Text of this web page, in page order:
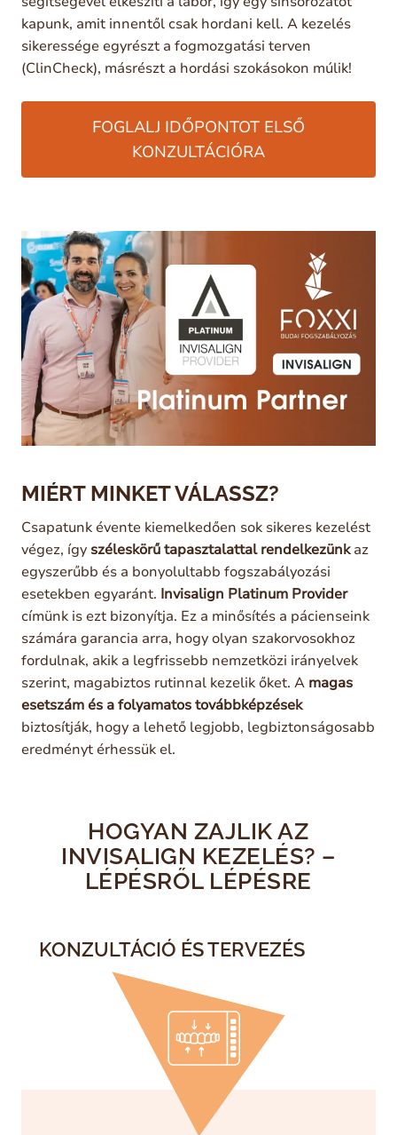
kapunk, amit innentől csak hordani kell. A kezelés
sikeressége egyrészt a fogmozgatási terven
(ClinCheck), másrészt a hordási szokásokon múlik!
FOGLALJ IDŐPONTOT ELSŐ
KONZULTÁCIÓRA
MIÉRT MINKET VÁLASSZ?
Csapatunk évente kiemelkedően sok sikeres kezelést
végez, így széleskörű tapasztalattal rendelkezünkaz
egyszerűbb és a bonyolultabb fogszabályozási
esetekben egyaránt. Invisalign Platinum Provider
címünk is ezt bizonyítja. Ez a minősítés a pácienseink
számára garancia arra, hogy olyan szakorvosokhoz
fordulnak, akik a legfrissebb nemzetközi irányelvek
szerint, magabiztos rutinnal kezelik őket. A magas
esetszám és a folyamatos továbbképzések
biztosítják, hogy a lehető legjobb, legbiztonságosabb
eredményt érhessük el.
HOGYAN ZAJLIK AZ
INVISALIGN KEZELÉS? –
LÉPÉSRŐL LÉPÉSRE
KONZULTÁCIÓ ÉS TERVEZÉS